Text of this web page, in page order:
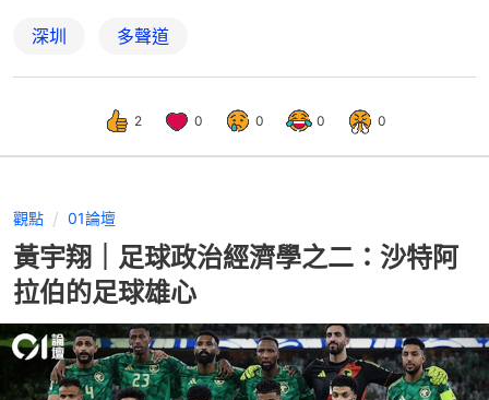
深圳 多聲道
2 0 0 0 0
觀點 01論壇
黃宇翔｜足球政治經濟學之二：沙特阿
拉伯的足球雄心